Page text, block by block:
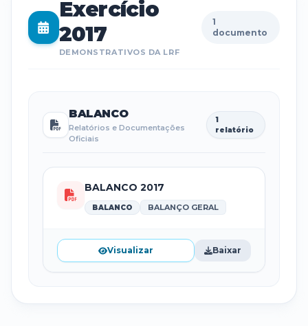
Exercício
2017
DEMONSTRATIVOS DA LRF
1
documento
BALANCO
Relatórios e Documentações
Oficiais
1
relatório
BALANCO 2017
BALANCO BALANÇO GERAL
Visualizar Baixar